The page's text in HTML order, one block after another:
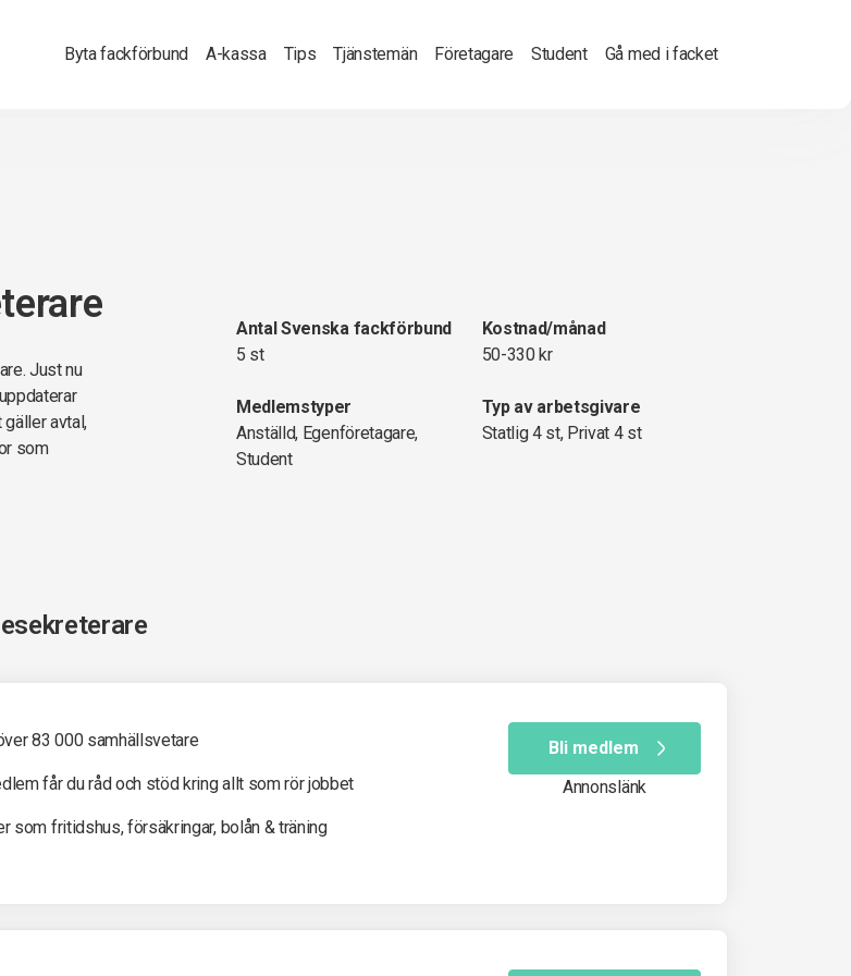
Byta fackförbund A-kassa Tips Tjänstemän Företagare Student Gå med i facket
Just nu
avtal,
som
Antal Svenska fackförbund
5 st
Kostnad/månad
50-330 kr
Medlemstyper
Anställd, Egenföretagare,
Student
Typ av arbetsgivare
Statlig 4 st, Privat 4 st
83 000 samhällsvetare
får du råd och stöd kring allt som rör jobbet
som fritidshus, försäkringar, bolån & träning
Bli medlem
Annonslänk